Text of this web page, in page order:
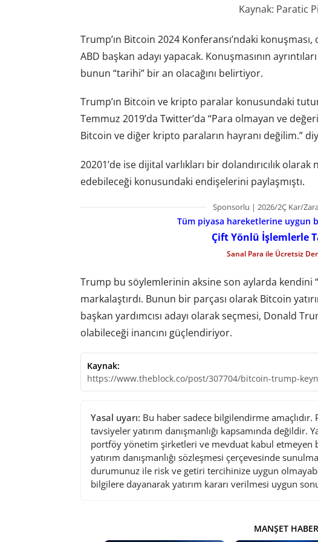
Kaynak: Paratic
Trump’ın Bitcoin 2024 Konferansı’ndaki
ABD başkan adayı yapacak. Konuşmasının
bunun “tarihi” bir an olacağını belirtiyor.
Trump’ın Bitcoin ve kripto paralar konusundaki
Temmuz 2019’da Twitter’da “Para olmayan ve
Bitcoin ve diğer kripto paraların hayranı değilim.”
20201’de ise dijital varlıkları bir dolandırıcılık
edebileceği konusundaki endişelerini paylaşmıştı.
Sponsorlu | 2026/2Ç Kar/
Tüm piyasa hareketlerine uygun
Çift Yönlü İşlemlerle
Sanal Para ile Ücretsiz
Trump bu söylemlerinin aksine son aylarda kendini
markalaştırdı. Bunun bir parçası olarak Bitcoin
başkan yardımcısı adayı olarak seçmesi, Donald
olabileceği inancını güçlendiriyor.
Kaynak:
https://www.theblock.co/post/307704/bitcoin-trump-
Yasal uyarı: Bu haber sadece bilgilendirme
tavsiyeler yatırım danışmanlığı kapsamında değildir.
portföy yönetim şirketleri ve mevduat kabul etmeyen
yatırım danışmanlığı sözleşmesi çerçevesinde
durumunuz ile risk ve getiri tercihinize uygun
bilgilere dayanarak yatırım kararı verilmesi uygun
MANŞET